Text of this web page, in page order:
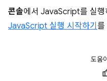
콘솔에서 JavaScript를 실행
JavaScript 실행 시작하기 를
도움